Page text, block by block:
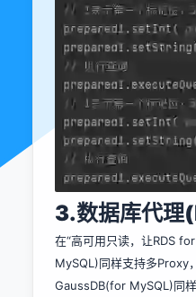
3.数据库代
在“高可用只读，让RDS
MySQL)同样支持多Proxy
GaussDB(for MySQL)同